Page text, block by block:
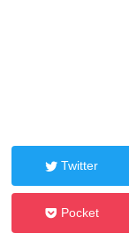
Twitter
Pocket